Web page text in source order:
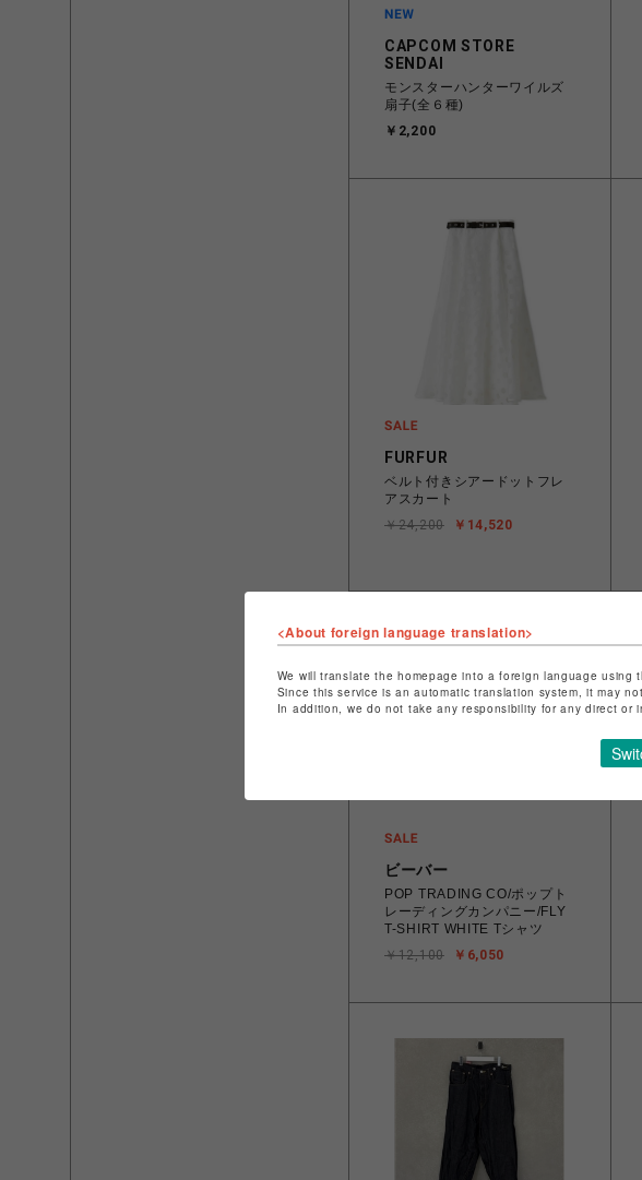
CAPCOM STORE
SENDAI
モンスターハンターワイルズ
扇子(全６種)
￥2,200
FURFUR
ベルト付きシアードットフレ
アスカート
￥14,520
￥24,200
ビーバー
POP TRADING CO/ポップト
レーディングカンパニー/FLY
T-SHIRT WHITE Tシャツ
￥6,050
￥12,100
<About foreign language translation>
We will translate the homepage into a foreign language using
Since this service is an automatic translation system, it may
In addition, we do not take any responsibility for any direct or